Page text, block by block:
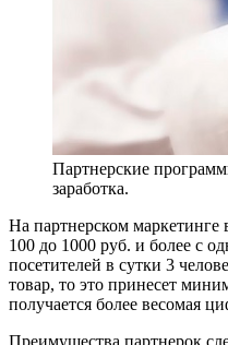
Партнерские
заработка.
На партнерском маркетинге
100 до 1000 руб. и более с
посетителей в сутки 3
товар, то это принесет
получается более весомая